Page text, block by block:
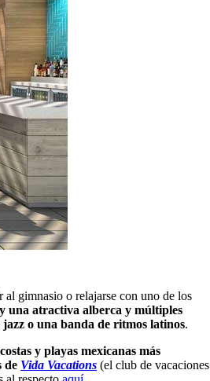
gimnasio o relajarse con uno de los
una atractiva alberca y múltiples
o una banda de ritmos latinos.
y playas mexicanas más
de Vida Vacations (el club de vacaciones